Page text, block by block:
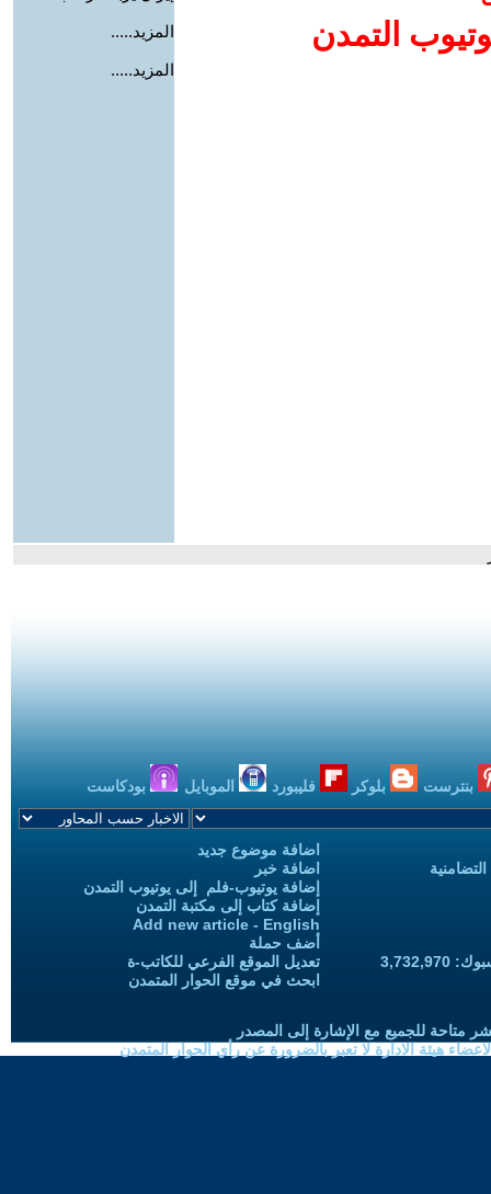
التمدن
المزيد.....
المزيد.....
بنترست بلوكر فليبورد الموبايل بودكاست
اضافة موضوع جديد
اضافة خبر
إضافة يوتيوب-فلم إلى يوتيوب التمدن
إضافة كتاب إلى مكتبة التمدن
Add new article - English
أضف حملة
تعديل الموقع الفرعي للكاتب-ة
ابحث في موقع الحوار المتمدن
متاحة للجميع مع الإشارة إلى المصدر
هيئة الادارة لا تعبر بالضرورة عن رأي الحوار المتمدن